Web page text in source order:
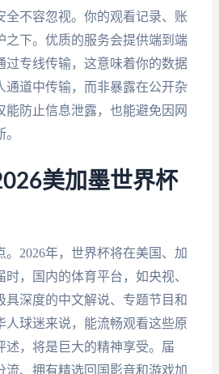
全不容忽视。你的观看记录、账
之下。优质的服务会提供端到端
过专线传输，这意味着你的数据
通道中传输，而非暴露在公开杂
能防止信息泄露，也能避免因网
美加墨世界杯
2026年，世界杯将在美国、加
，国内的体育平台，如央视、
具深度的中文解说、专题节目和
人球迷来说，能流畅观看这些原
述，将是巨大的精神享受。届
流、拥有精选回国影音和游戏加